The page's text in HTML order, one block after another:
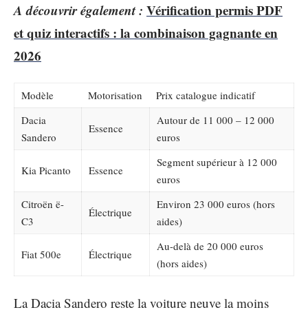
A découvrir également : Vérification permis PDF
et quiz interactifs : la combinaison gagnante en
2026
Modèle Motorisation
Prix catalogue indicatif
Dacia
Sandero
Essence
Autour de 11 000 – 12 000
euros
Kia Picanto Essence
Segment supérieur à 12 000
euros
Citroën ë-
C3
Électrique
Environ 23 000 euros (hors
aides)
Fiat 500e Électrique
Au-delà de 20 000 euros
(hors aides)
La Dacia Sandero reste la voiture neuve la moins